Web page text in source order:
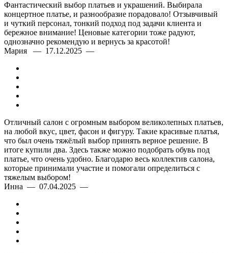
Фантастический выбор платьев и украшений. Выбирала
концертное платье, и разнообразие порадовало! Отзывчивый
и чуткий персонал, тонкий подход под задачи клиента и
бережное внимание! Ценовые категории тоже радуют,
однозначно рекомендую и вернусь за красотой!
Мария — 17.12.2025 —
Отличный салон с огромным выбором великолепных платьев,
на любой вкус, цвет, фасон и фигуру. Такие красивые платья,
что был очень тяжёлый выбор принять верное решение. В
итоге купили два. Здесь также можно подобрать обувь под
платье, что очень удобно. Благодарю весь коллектив салона,
которые принимали участие и помогали определиться с
тяжелым выбором!
Инна — 07.04.2025 —